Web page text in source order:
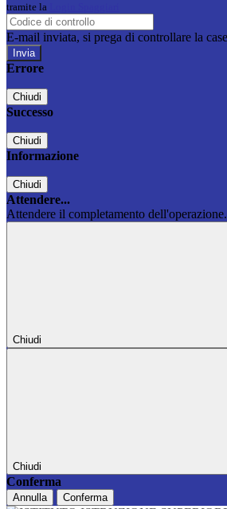
tramite la
E-mail inviata, si prega di controllare la
Errore
Chiudi
Successo
Chiudi
Informazione
Chiudi
Attendere...
Attendere il completamento
Chiudi
Chiudi
Conferma
Annulla Conferma